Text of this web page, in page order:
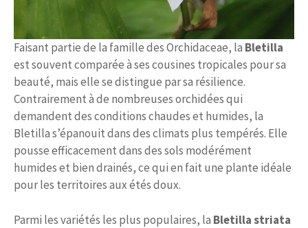
Faisant partie de la famille des Orchidaceae, la Bletilla
est souvent comparée à ses cousines tropicales pour sa
beauté, mais elle se distingue par sa résilience.
Contrairement à de nombreuses orchidées qui
demandent des conditions chaudes et humides, la
Bletilla s’épanouit dans des climats plus tempérés. Elle
pousse efficacement dans des sols modérément
humides et bien drainés, ce qui en fait une plante idéale
pour les territoires aux étés doux.
Parmi les variétés les plus populaires, la Bletilla striata